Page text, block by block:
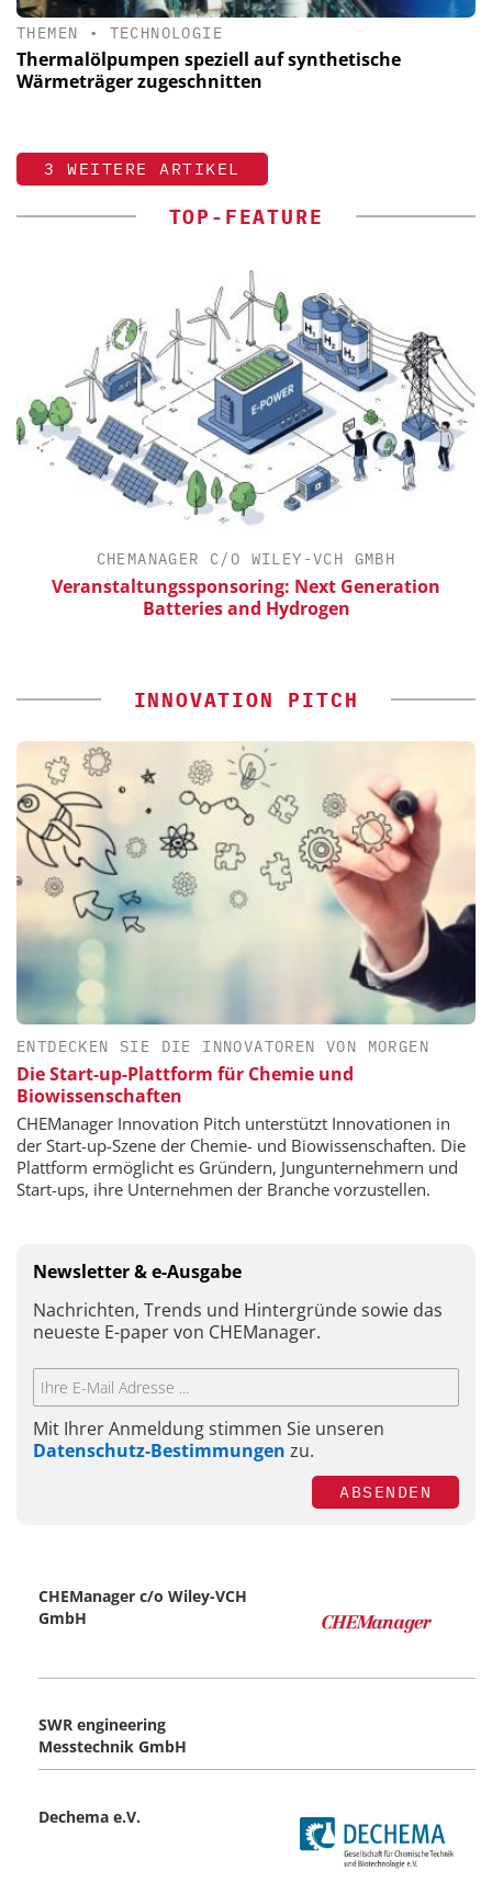
THEMEN • TECHNOLOGIE
Thermalölpumpen speziell auf synthetische
Wärmeträger zugeschnitten
3 WEITERE ARTIKEL
TOP-FEATURE
CHEMANAGER C/O WILEY-VCH GMBH
Veranstaltungssponsoring: Next Generation
Batteries and Hydrogen
INNOVATION PITCH
ENTDECKEN SIE DIE INNOVATOREN VON MORGEN
Die Start-up-Plattform für Chemie und
Biowissenschaften
CHEManager Innovation Pitch unterstützt Innovationen in
der Start-up-Szene der Chemie- und Biowissenschaften. Die
Plattform ermöglicht es Gründern, Jungunternehmern und
Start-ups, ihre Unternehmen der Branche vorzustellen.
Newsletter & e-Ausgabe
Nachrichten, Trends und Hintergründe sowie das
neueste E-paper von CHEManager.
Mit Ihrer Anmeldung stimmen Sie unseren
Datenschutz-Bestimmungen zu.
ABSENDEN
CHEManager c/o Wiley-VCH
GmbH
SWR engineering
Messtechnik GmbH
Dechema e.V.